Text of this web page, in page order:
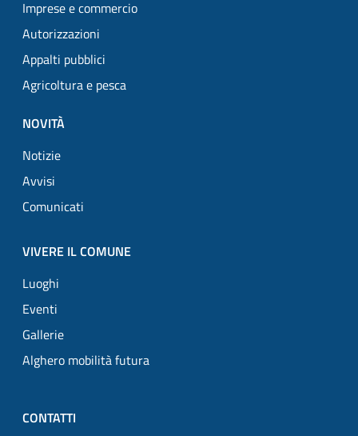
Imprese e commercio
Autorizzazioni
Appalti pubblici
Agricoltura e pesca
NOVITÀ
Notizie
Avvisi
Comunicati
VIVERE IL COMUNE
Luoghi
Eventi
Gallerie
Alghero mobilità futura
CONTATTI